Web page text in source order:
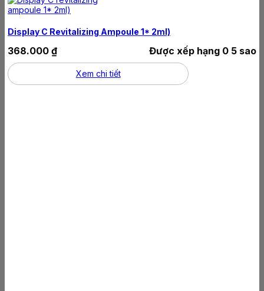
Display C Revitalizing Ampoule 1* 2ml)
Được xếp hạng 0 5 sao
368.000 ₫
Xem chi tiết